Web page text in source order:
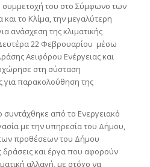
συμμετοχή του στο Σύμφωνο των
το Κλίμα, την μεγαλύτερη
ανάσχεση της κλιματικής
22 Φεβρουαρίου μέσω
Αειφόρου Ενέργειας και
στη σύσταση
για παρακολούθηση της
συντάχθηκε από το Ενεργειακό
με την υπηρεσία του Δήμου,
προθέσεων του Δήμου
δράσεις και έργα που αφορούν
αλλαγή, με στόχο να